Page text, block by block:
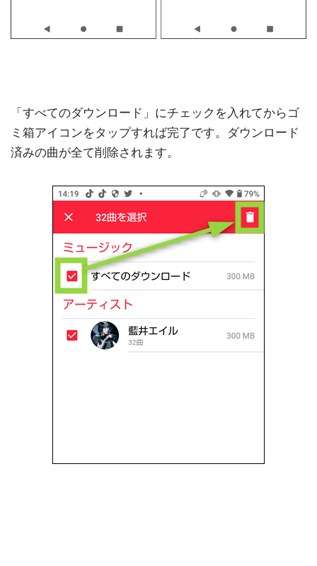
「すべてのダウンロード」にチェックを入れてからゴ
ミ箱アイコンをタップすれば完了です。ダウンロード
済みの曲が全て削除されます。